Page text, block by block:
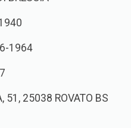
1964
51, 25038 ROVATO BS